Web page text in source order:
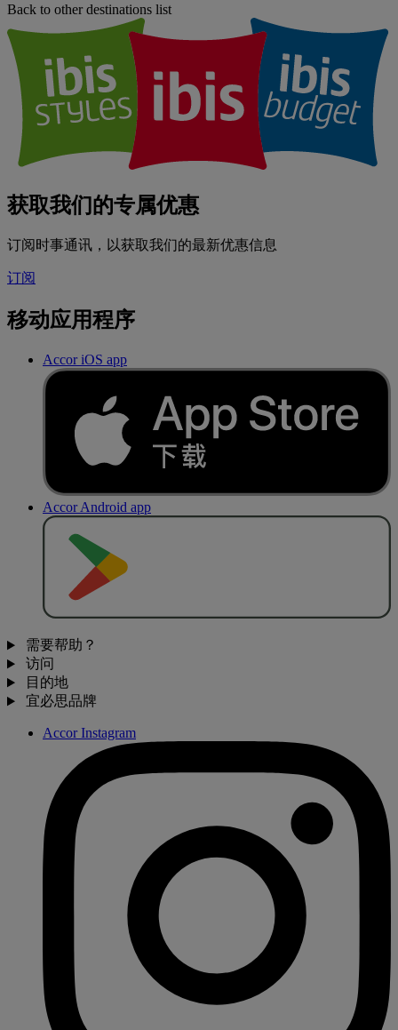
Back to other destinations list
获取我们的专属优惠
订阅时事通讯，以获取我们的最新优惠信息
订阅
移动应用程序
Accor iOS app
Accor Android app
需要帮助？
访问
目的地
宜必思品牌
Accor Instagram